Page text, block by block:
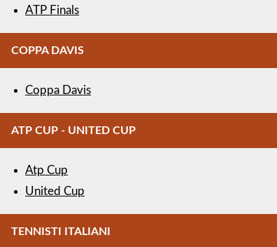
ATP Finals
COPPA DAVIS
Coppa Davis
ATP CUP - UNITED CUP
Atp Cup
United Cup
TENNISTI ITALIANI